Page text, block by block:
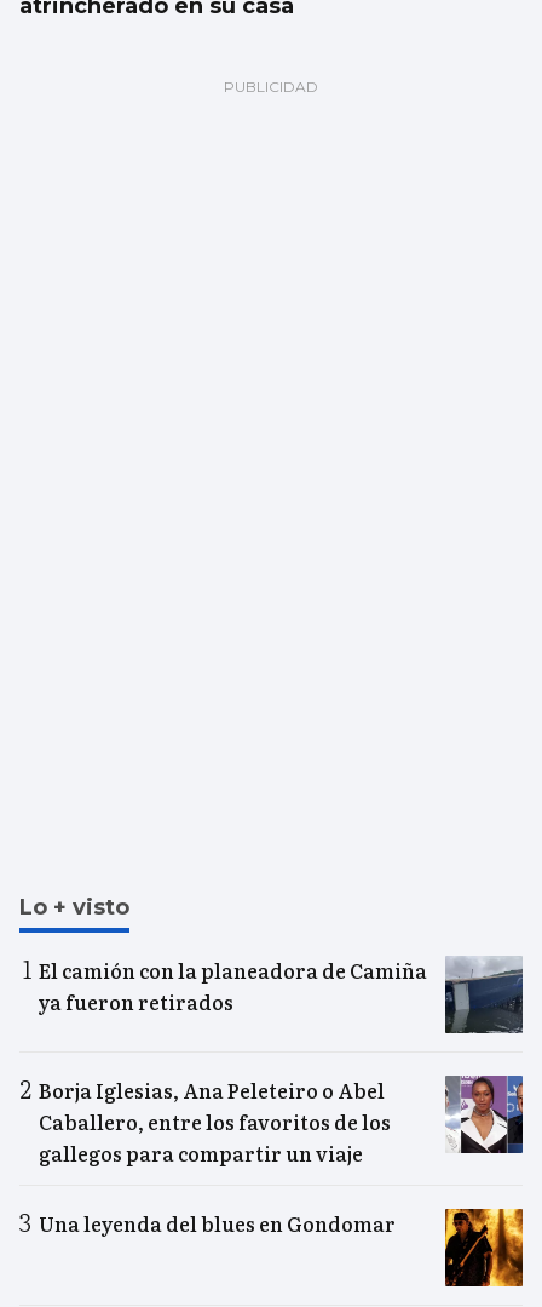
atrincherado en su casa
Lo + visto
El camión con la planeadora de Camiña
ya fueron retirados
Borja Iglesias, Ana Peleteiro o Abel
Caballero, entre los favoritos de los
gallegos para compartir un viaje
Una leyenda del blues en Gondomar